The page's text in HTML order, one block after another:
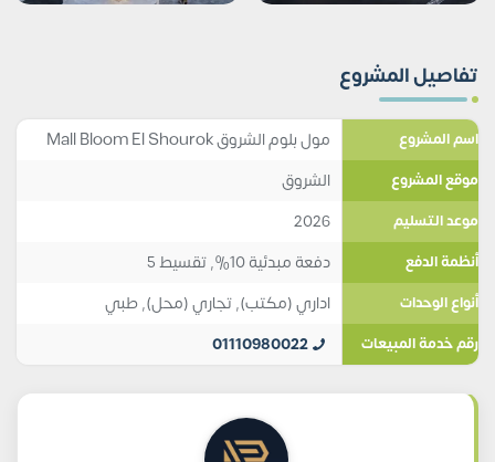
تفاصيل المشروع
اسم المشروع مول بلوم الشروق Mall Bloom El Shourok
موقع المشروع الشروق
موعد التسليم 2026
أنظمة الدفع دفعة مبدئية 10%, تقسيط 5
أنواع الوحدات اداري (مكتب),تجاري (محل),طبي
رقم خدمة المبيعات 01110980022